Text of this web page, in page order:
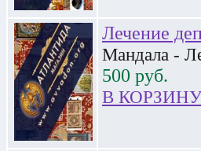
Лечение
Мандала -
500 руб.
В КОРЗИНУ